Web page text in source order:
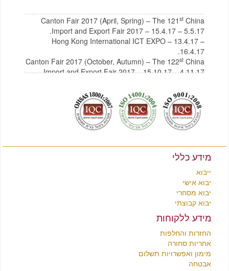
Canton Fair 2017 (April, Spring) – The 121 stChina
Import and Export Fair 2017 – 15.4.17 – 5.5.17.
Hong Kong International ICT EXPO – 13.4.17 –
16.4.17.
Canton Fair 2017 (October, Autumn) – The 122 stChina
Import and Export Fair 2017 – 15.10.17 – 4.11.17
לצפייה בקטלוג רהיטים מסיןלחץ כאן
מידע כללי
ייבוא
יבוא אישי
יבוא מסחרי
יבוא קבוצתי
מידע ללקוחות
החזרות והחלפות
אחריות סחורה
מימון ואפשרויות תשלום
אבטחה